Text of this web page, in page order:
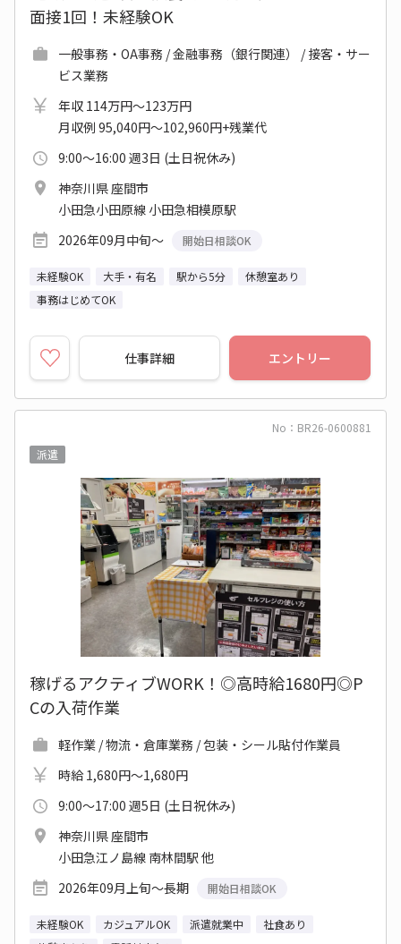
面接1回！未経験OK
一般事務・OA事務 / 金融事務（銀行関連） / 接客・サー
ビス業務
年収 114万円～123万円
月収例 95,040円～102,960円+残業代
9:00～16:00 週3日 (土日祝休み)
神奈川県 座間市
小田急小田原線 小田急相模原駅
2026年09月中旬～
開始日相談OK
未経験OK 大手・有名 駅から5分
休憩室あり
事務はじめてOK
仕事詳細 エントリー
No：BR26-0600881
派遣
稼げるアクティブWORK！◎高時給1680円◎P
Cの入荷作業
軽作業 / 物流・倉庫業務 / 包装・シール貼付作業員
時給 1,680円～1,680円
9:00～17:00 週5日 (土日祝休み)
神奈川県 座間市
小田急江ノ島線 南林間駅 他
2026年09月上旬～長期
開始日相談OK
未経験OK カジュアルOK 派遣就業中
社食あり